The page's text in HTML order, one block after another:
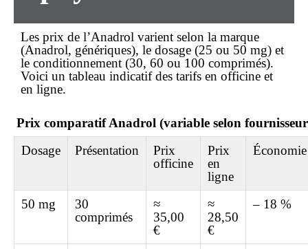
Les prix de l’Anadrol varient selon la marque
(Anadrol, génériques), le dosage (25 ou 50 mg) et
le conditionnement (30, 60 ou 100 comprimés).
Voici un tableau indicatif des tarifs en officine et
en ligne.
Prix comparatif Anadrol (variable selon
Dosage
Présentation
Prix
officine
Prix
en
ligne
Économie
50 mg
30
comprimés
≈
35,00
€
≈
28,50
€
– 18 %